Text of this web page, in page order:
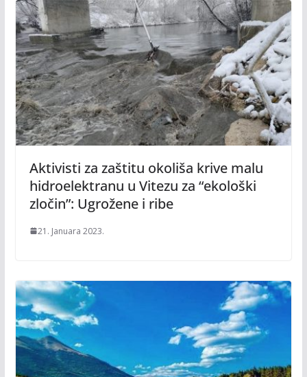
Aktivisti za zaštitu okoliša krive malu
hidroelektranu u Vitezu za “ekološki
zločin”: Ugrožene i ribe
21. Januara 2023.